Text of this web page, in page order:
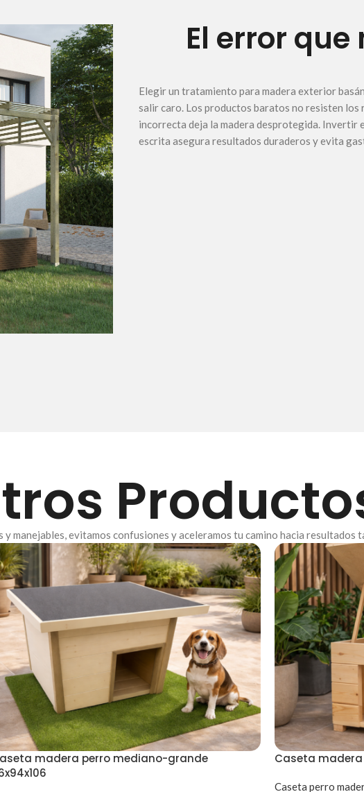
El error
Elegir un tratamiento para madera exterior
salir caro. Los productos baratos no resisten los
incorrecta deja la madera desprotegida. Invertir
escrita asegura resultados duraderos y evita
manejables, evitamos confusiones y aceleramos tu camino hacia resultados
madera perro mediano-grande
Caseta madera
Caseta perro